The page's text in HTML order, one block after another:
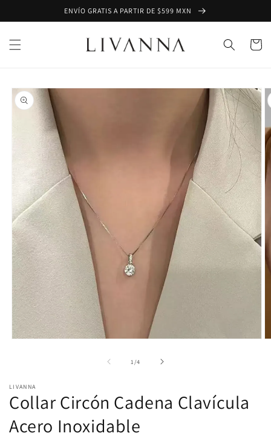
directamente
al contenido
ENVÍO GRATIS A PARTIR DE $599 MXN
Carrito
directamente
a la
información
del producto
una
ventana
modal
1 /de
4
LIVANNA
Collar Circón Cadena Clavícula
Acero Inoxidable